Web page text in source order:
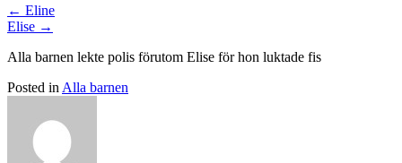
Posts
navigation
← Eline
Elise →
Alla barnen lekte polis förutom Elise för hon luktade fis
Posted in Alla barnen